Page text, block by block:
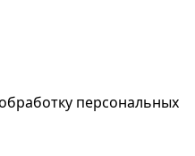
персональных